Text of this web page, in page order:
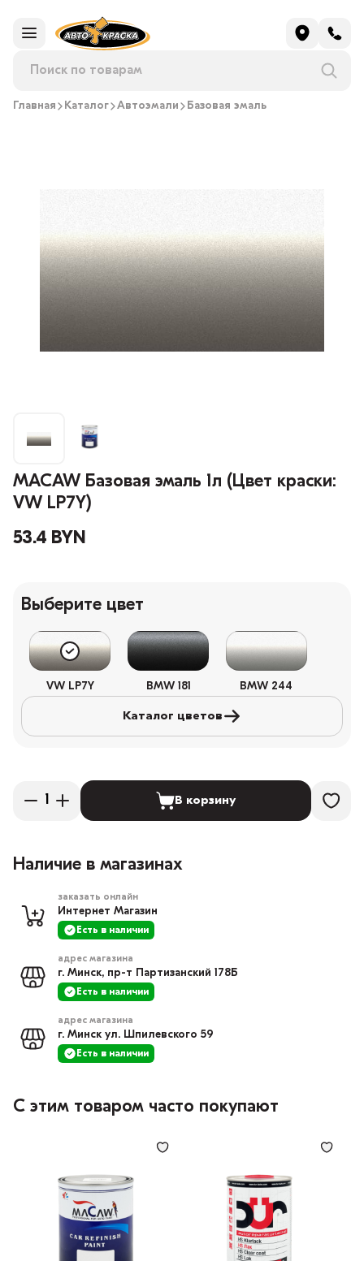
Главная Каталог Автоэмали Базовая эмаль
MACAW Базовая эмаль 1л (Цвет краски:
VW LP7Y)
53.4 BYN
Выберите цвет
VW LP7Y BMW 181 BMW 244
Каталог цветов
В корзину
Наличие в магазинах
заказать онлайн
Интернет Магазин
Есть в наличии
адрес магазина
г. Минск, пр-т Партизанский 178Б
Есть в наличии
адрес магазина
г. Минск ул. Шпилевского 59
Есть в наличии
С этим товаром часто покупают